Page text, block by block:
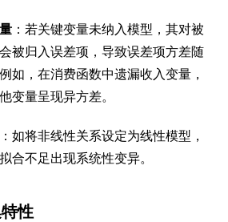
：若关键变量未纳入模型，其对被
被归入误差项，导致误差项方差随
如，在消费函数中遗漏收入变量，
变量呈现异方差。
：如将非线性关系设定为线性模型，
合不足出现系统性变异。
性